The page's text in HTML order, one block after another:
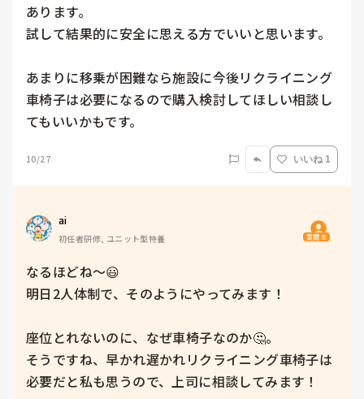
あります。
試して結果的に安全に思える方でいいと思います。
あまりに移乗が困難なら施設に今後リクライニング
車椅子は必要になるので購入検討してほしい相談し
てもいいかもです。
10/27 いいね 1
ai
初任者研修, ユニット型特養 質問主
なるほどね〜😃
明日2人体制で、そのようにやってみます！
座位とれないのに、なぜ車椅子なのか🤔。
そうですね、早かれ遅かれリクライニング車椅子は
必要だと私も思うので、上司に相談してみます！